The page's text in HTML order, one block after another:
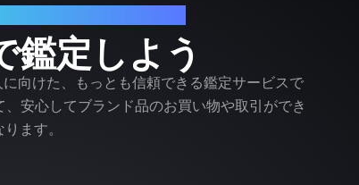
定しよう
向けた、もっとも信頼できる鑑定サービスで
安心してブランド品のお買い物や取引ができ
ます。